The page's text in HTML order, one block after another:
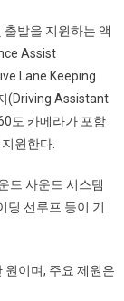
발을 지원하는 액
Assist
Lane Keeping
(Driving Assistant
도 카메라가 포함
원한다.
드 사운드 시스템
선루프 등이 기
원이며, 주요 제원은